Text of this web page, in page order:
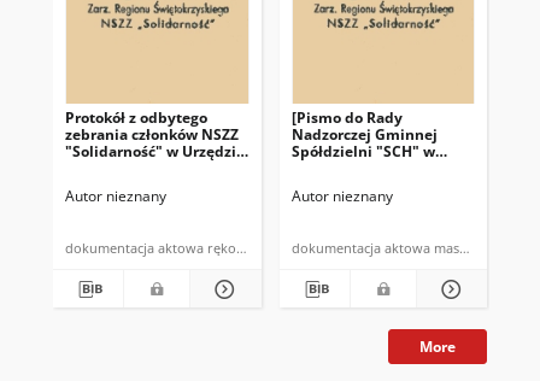
Protokół z odbytego
zebrania członków NSZZ
"Solidarność" w Urzędzie
Autor nieznany
dokumentacja aktowa rękopis
[Pismo do Rady
Nadzorczej Gminnej
Spółdzielni "SCH" w
"Solidarność" w
Autor nieznany
dokumentacja aktowa maszynopis
More